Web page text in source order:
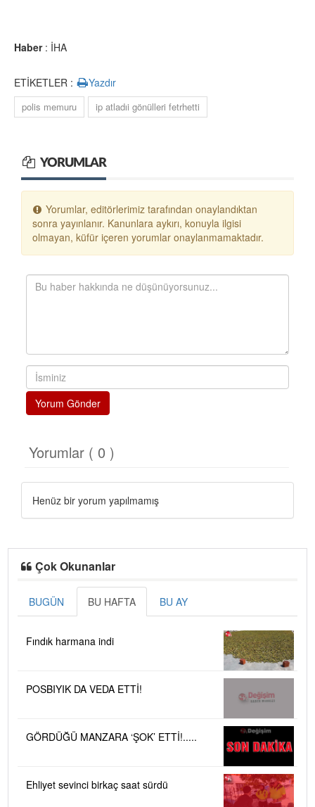
Haber: İHA
ETİKETLER : Yazdır
polis memuru ip atladıi gönülleri fetrhetti
YORUMLAR
Yorumlar, editörlerimiz tarafından onaylandıktan
sonra yayınlanır. Kanunlara aykırı, konuyla ilgisi
olmayan, küfür içeren yorumlar onaylanmamaktadır.
Yorum Gönder
Yorumlar ( 0 )
Henüz bir yorum yapılmamış
Çok Okunanlar
BUGÜN BU HAFTA BU AY
Fındık harmana indi
POSBIYIK DA VEDA ETTİ!
GÖRDÜĞÜ MANZARA ‘ŞOK’ ETTİ!.....
Ehliyet sevinci birkaç saat sürdü